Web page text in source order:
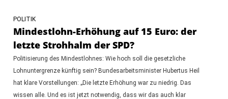
POLITIK
Mindestlohn-Erhöhung auf 15 Euro: der
letzte Strohhalm der SPD?
Politisierung des Mindestlohnes: Wie hoch soll die gesetzliche
Lohnuntergrenze künftig sein? Bundesarbeitsminister Hubertus Heil
hat klare Vorstellungen: „Die letzte Erhöhung war zu niedrig. Das
wissen alle. Und es ist jetzt notwendig, dass wir das auch klar